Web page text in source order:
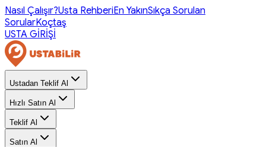
Nasıl Çalışır?Usta RehberiEn YakınSıkça Sorulan
SorularKoçtaş
USTA GİRİŞİ
Ustadan Teklif Al
Hızlı Satın Al
Teklif Al
Satın Al